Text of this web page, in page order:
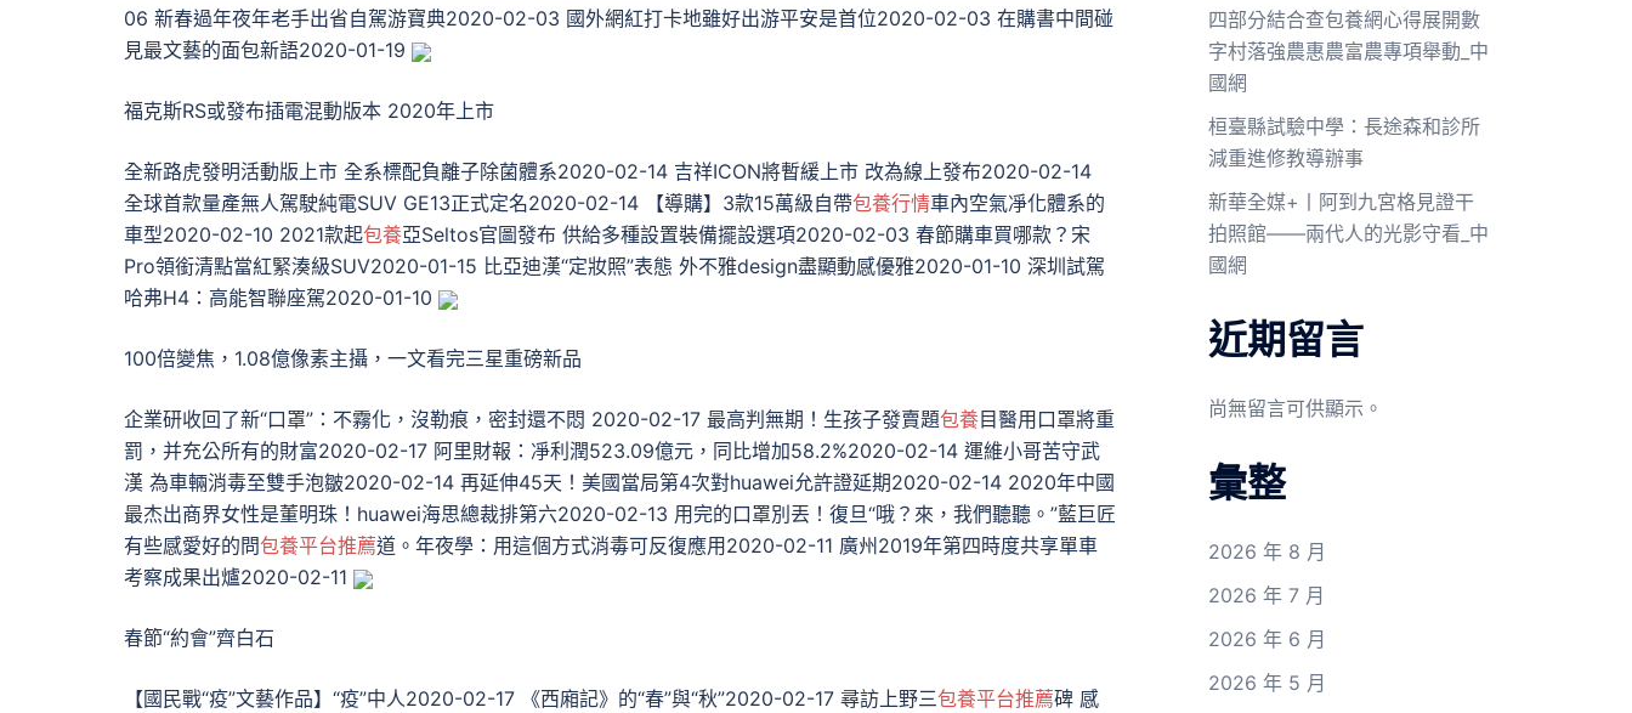
06 新春過年夜年老手出省自駕游寶典2020-02-03 國外網紅打卡地雖好出游平安是首位2020-02-03 在購書中間碰
見最文藝的面包新語2020-01-19
​福克斯RS或發布插電混動版本 2020年上市
全新路虎發明活動版上市 全系標配負離子除菌體系2020-02-14 吉祥ICON將暫緩上市 改為線上發布2020-02-14
全球首款量產無人駕駛純電SUV GE13正式定名2020-02-14 ​【導購】3款15萬級自帶包養行情車內空氣凈化體系的
車型2020-02-10 2021款起包養亞Seltos官圖發布 供給多種設置裝備擺設選項2020-02-03 春節購車買哪款？宋
Pro領銜清點當紅緊湊級SUV2020-01-15 比亞迪漢“定妝照”表態 外不雅design盡顯動感優雅2020-01-10 深圳試駕
哈弗H4：高能智聯座駕2020-01-10
100倍變焦，1.08億像素主攝，一文看完三星重磅新品
企業研收回了新“口罩”：不霧化，沒勒痕，密封還不悶 2020-02-17 最高判無期！生孩子發賣題包養目醫用口罩將重
罰，并充公所有的財富2020-02-17 阿里財報：凈利潤523.09億元，同比增加58.2%2020-02-14 運維小哥苦守武
漢 為車輛消毒至雙手泡皺2020-02-14 再延伸45天！美國當局第4次對huawei允許證延期2020-02-14 2020年中國
最杰出商界女性是董明珠！huawei海思總裁排第六2020-02-13 用完的口罩別丟！復旦“哦？來，我們聽聽。”藍巨匠
有些感愛好的問包養平台推薦道。年夜學：用這個方式消毒可反復應用2020-02-11 廣州2019年第四時度共享單車
考察成果出爐2020-02-11
春節“約會”齊白石
【國民戰“疫”文藝作品】“疫”中人2020-02-17 《西廂記》的“春”與“秋”2020-02-17 尋訪上野三包養平台推薦碑 感
四部分結合查包養網心得展開數
字村落強農惠農富農專項舉動_中
國網
桓臺縣試驗中學：長途森和診所
減重進修教導辦事
新華全媒+丨阿到九宮格見證干
拍照館——兩代人的光影守看_中
國網
近期留言
尚無留言可供顯示。
彙整
2026 年 8 月
2026 年 7 月
2026 年 6 月
2026 年 5 月